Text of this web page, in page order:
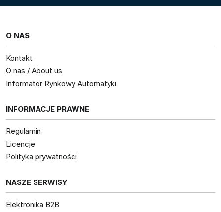
O NAS
Kontakt
O nas / About us
Informator Rynkowy Automatyki
INFORMACJE PRAWNE
Regulamin
Licencje
Polityka prywatności
NASZE SERWISY
Elektronika B2B